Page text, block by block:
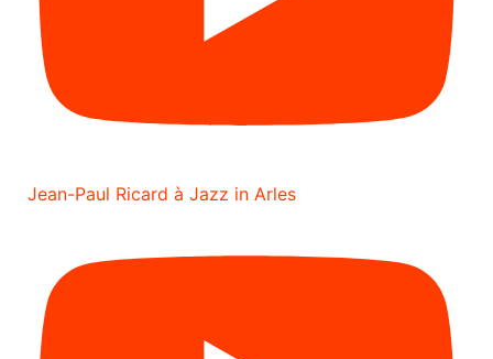
Jean-Paul Ricard à Jazz in Arles